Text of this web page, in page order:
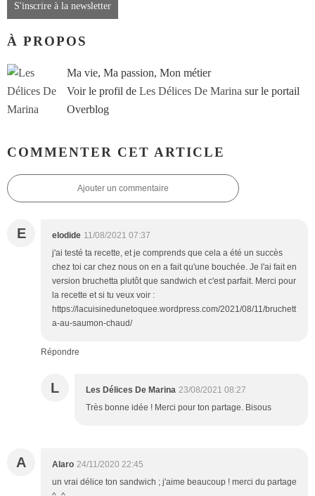
S'inscrire à la newsletter
À PROPOS
Ma vie, Ma passion, Mon métier
Voir le profil de Les Délices De Marina sur le portail
Overblog
COMMENTER CET ARTICLE
Ajouter un commentaire
E elodide 11/08/2021 07:37
j'ai testé ta recette, et je comprends que cela a été un succès
chez toi car chez nous on en a fait qu'une bouchée. Je l'ai fait en
version bruchetta plutôt que sandwich et c'est parfait. Merci pour
la recette et si tu veux voir :
https://lacuisinedunetoquee.wordpress.com/2021/08/11/bruchett
a-au-saumon-chaud/
Répondre
L Les Délices De Marina 23/08/2021 08:27
Très bonne idée ! Merci pour ton partage. Bisous
A Alaro 24/11/2020 22:45
un vrai délice ton sandwich ; j'aime beaucoup ! merci du partage